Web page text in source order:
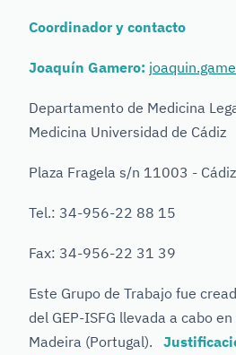
Coordinador y contacto
Joaquín Gamero:
Departamento de Medicina
Medicina Universidad de Cádiz
Plaza Fragela s/n 11003 -
Tel.: 34-956-22 88 15
Fax: 34-956-22 31 39
Este Grupo de Trabajo fue
del GEP-ISFG llevada a cabo
Madeira (Portugal).